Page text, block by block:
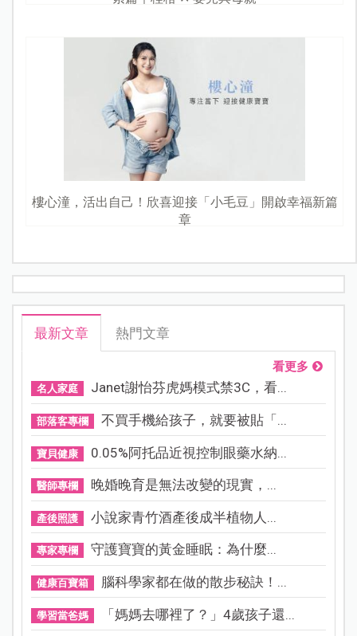
樓心潼，活出自己！欣喜迎接「小毛豆」開啟幸福新篇
章
最新文章 熱門文章
看更多
名人家庭 Janet謝怡芬虎媽模式禁3C，看...
部落客專欄 不買手機給孩子，就要被貼「...
寶貝健康 0.05%阿托品近視控制眼藥水納...
醫師專欄 晚婚晚育是無法改變的現實，...
產後照護 小說家青竹酒產後成半植物人...
專家專欄 守護寶寶的黃金睡眠：為什麼...
健康百寶箱 腦科學家都在做的散步秘訣！...
學習當爸媽 「媽媽去哪裡了？」4歲孩子還...